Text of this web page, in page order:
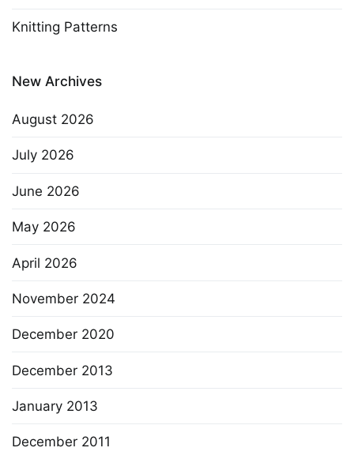
Knitting Patterns
New Archives
August 2026
July 2026
June 2026
May 2026
April 2026
November 2024
December 2020
December 2013
January 2013
December 2011